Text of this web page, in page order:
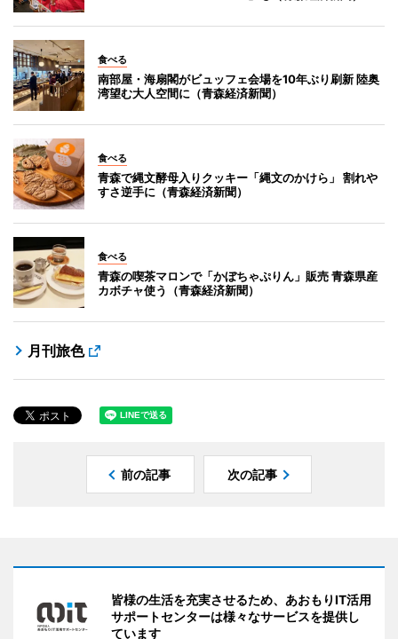
食べる
南部屋・海扇閣がビュッフェ会場を10年ぶり刷新 陸奥
湾望む大人空間に（青森経済新聞）
食べる
青森で縄文酵母入りクッキー「縄文のかけら」 割れや
すさ逆手に（青森経済新聞）
食べる
青森の喫茶マロンで「かぼちゃぷりん」販売 青森県産
カボチャ使う（青森経済新聞）
月刊旅色
前の記事 次の記事
皆様の生活を充実させるため、あおもりIT活用
サポートセンターは様々なサービスを提供し
ています